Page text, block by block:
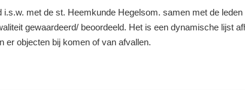
i.s.w. met de st. Heemkunde Hegelsom. samen met de leden
gewaardeerd/ beoordeeld. Het is een dynamische lijst
er objecten bij komen of van afvallen.